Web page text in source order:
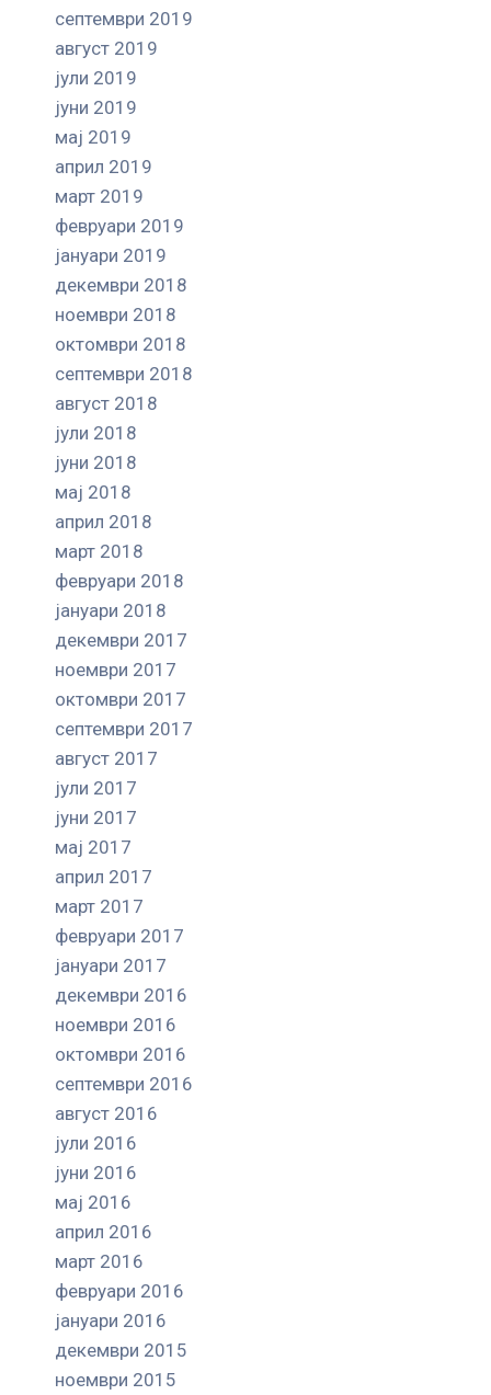
септември 2019
август 2019
јули 2019
јуни 2019
мај 2019
април 2019
март 2019
февруари 2019
јануари 2019
декември 2018
ноември 2018
октомври 2018
септември 2018
август 2018
јули 2018
јуни 2018
мај 2018
април 2018
март 2018
февруари 2018
јануари 2018
декември 2017
ноември 2017
октомври 2017
септември 2017
август 2017
јули 2017
јуни 2017
мај 2017
април 2017
март 2017
февруари 2017
јануари 2017
декември 2016
ноември 2016
октомври 2016
септември 2016
август 2016
јули 2016
јуни 2016
мај 2016
април 2016
март 2016
февруари 2016
јануари 2016
декември 2015
ноември 2015